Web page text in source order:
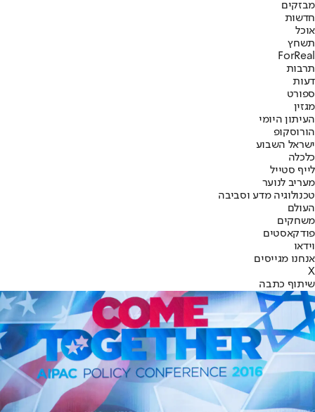
מבזקים
חדשות
אוכל
תשחץ
ForReal
תרבות
דעות
ספורט
מגזין
העיתון היומי
הורוסקופ
ישראל השבוע
כלכלה
לייף סטייל
מעריב לנוער
טכנולוגיה מדע וסביבה
העולם
משחקים
פודקאסטים
וידאו
אנחנו מגייסים
X
שיתוף כתבה